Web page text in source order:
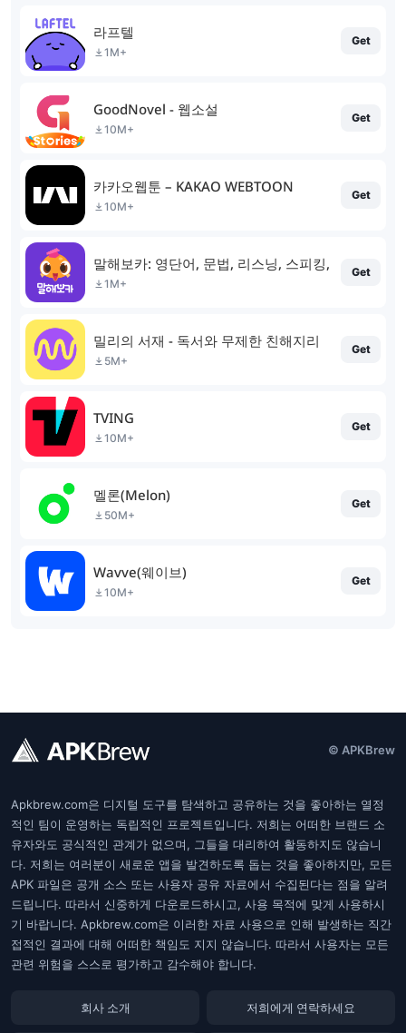
라프텔
1M+
Get
GoodNovel - 웹소설
10M+
Get
카카오웹툰 – KAKAO WEBTOON
10M+
Get
말해보카: 영단어, 문법, 리스닝, 스피킹, 영어 공부
1M+
Get
밀리의 서재 - 독서와 무제한 친해지리
5M+
Get
TVING
10M+
Get
멜론(Melon)
50M+
Get
Wavve(웨이브)
10M+
Get
© APKBrew
Apkbrew.com은 디지털 도구를 탐색하고 공유하는 것을 좋아하는 열정
적인 팀이 운영하는 독립적인 프로젝트입니다. 저희는 어떠한 브랜드 소
유자와도 공식적인 관계가 없으며, 그들을 대리하여 활동하지도 않습니
다. 저희는 여러분이 새로운 앱을 발견하도록 돕는 것을 좋아하지만, 모든
APK 파일은 공개 소스 또는 사용자 공유 자료에서 수집된다는 점을 알려
드립니다. 따라서 신중하게 다운로드하시고, 사용 목적에 맞게 사용하시
기 바랍니다. Apkbrew.com은 이러한 자료 사용으로 인해 발생하는 직간
접적인 결과에 대해 어떠한 책임도 지지 않습니다. 따라서 사용자는 모든
관련 위험을 스스로 평가하고 감수해야 합니다.
회사 소개 저희에게 연락하세요